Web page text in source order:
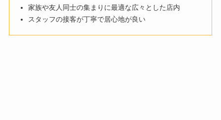
家族や友人同士の集まりに最適な広々とした店内
スタッフの接客が丁寧で居心地が良い